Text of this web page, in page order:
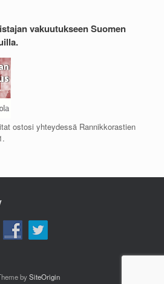
vakuutukseen Suomen
ostosi yhteydessä Rannikkorastien
bySiteOrigin